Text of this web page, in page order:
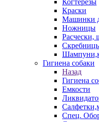
Когтерезы
Краски
Машинки
Ножницы
Расчески,
Гигиена собаки
Назад
Гигиена
Емкости
Спец.